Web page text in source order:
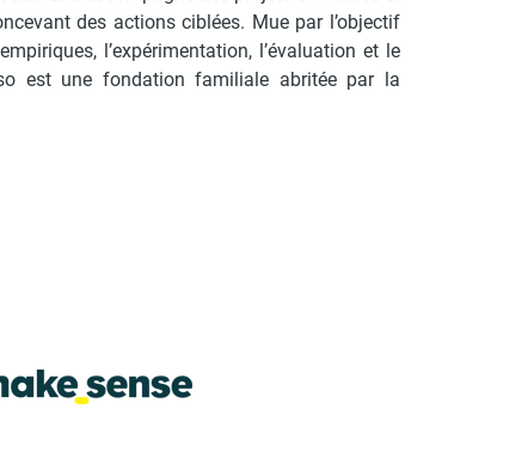
des actions ciblées. Mue par l’objectif
empiriques, l’expérimentation, l’évaluation et le
est une fondation familiale abritée par la